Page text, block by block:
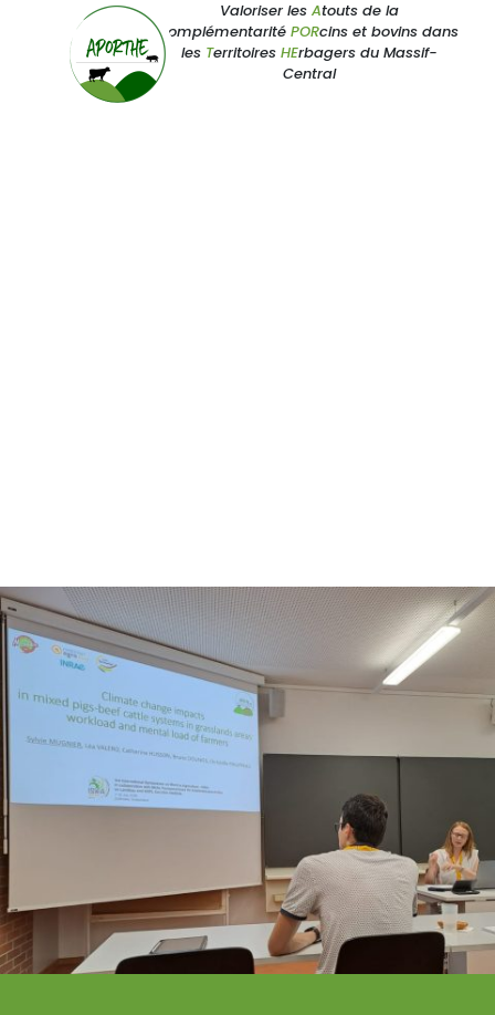
Valoriser les Atouts de la
complémentarité PORcins et bovins dans
les Territoires HErbagers du Massif-
Central